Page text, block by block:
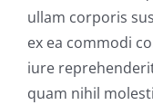
Onze merken
ullam corporis
ex ea commodi
iure
quam nihil